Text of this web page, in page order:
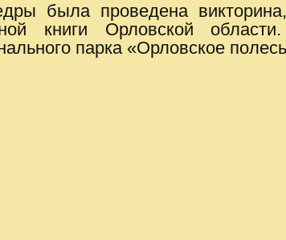
была проведена
книги Орловской
парка «Орловское